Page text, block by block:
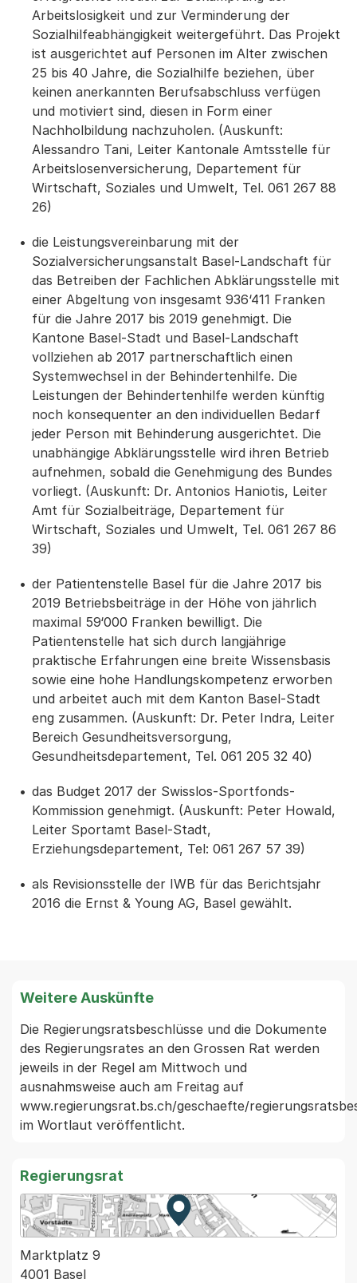
Arbeitslosigkeit und zur Verminderung der
Sozialhilfeabhängigkeit weitergeführt. Das Projekt
ist ausgerichtet auf Personen im Alter zwischen
25 bis 40 Jahre, die Sozialhilfe beziehen, über
keinen anerkannten Berufsabschluss verfügen
und motiviert sind, diesen in Form einer
Nachholbildung nachzuholen. (Auskunft:
Alessandro Tani, Leiter Kantonale Amtsstelle für
Arbeitslosenversicherung, Departement für
Wirtschaft, Soziales und Umwelt, Tel. 061 267 88
26)
die Leistungsvereinbarung mit der
Sozialversicherungsanstalt Basel-Landschaft für
das Betreiben der Fachlichen Abklärungsstelle mit
einer Abgeltung von insgesamt 936‘411 Franken
für die Jahre 2017 bis 2019 genehmigt. Die
Kantone Basel-Stadt und Basel-Landschaft
vollziehen ab 2017 partnerschaftlich einen
Systemwechsel in der Behindertenhilfe. Die
Leistungen der Behindertenhilfe werden künftig
noch konsequenter an den individuellen Bedarf
jeder Person mit Behinderung ausgerichtet. Die
unabhängige Abklärungsstelle wird ihren Betrieb
aufnehmen, sobald die Genehmigung des Bundes
vorliegt. (Auskunft: Dr. Antonios Haniotis, Leiter
Amt für Sozialbeiträge, Departement für
Wirtschaft, Soziales und Umwelt, Tel. 061 267 86
39)
der Patientenstelle Basel für die Jahre 2017 bis
2019 Betriebsbeiträge in der Höhe von jährlich
maximal 59‘000 Franken bewilligt. Die
Patientenstelle hat sich durch langjährige
praktische Erfahrungen eine breite Wissensbasis
sowie eine hohe Handlungskompetenz erworben
und arbeitet auch mit dem Kanton Basel-Stadt
eng zusammen. (Auskunft: Dr. Peter Indra, Leiter
Bereich Gesundheitsversorgung,
Gesundheitsdepartement, Tel. 061 205 32 40)
das Budget 2017 der Swisslos-Sportfonds-
Kommission genehmigt. (Auskunft: Peter Howald,
Leiter Sportamt Basel-Stadt,
Erziehungsdepartement, Tel: 061 267 57 39)
als Revisionsstelle der IWB für das Berichtsjahr
2016 die Ernst & Young AG, Basel gewählt.
Weitere Auskünfte
Die Regierungsratsbeschlüsse und die Dokumente
des Regierungsrates an den Grossen Rat werden
jeweils in der Regel am Mittwoch und
ausnahmsweise auch am Freitag auf
www.regierungsrat.bs.ch/geschaefte/
im Wortlaut veröffentlicht.
Regierungsrat
Zur Karte von MapBS.
Externer Link, wird in einem
Marktplatz 9
4001 Basel